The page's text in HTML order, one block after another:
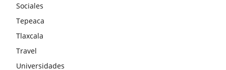
Sociales
Tepeaca
Tlaxcala
Travel
Universidades